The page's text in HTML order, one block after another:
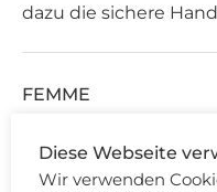
dazu die sichere
FEMME
Ist dir gut gelungen
Diese Webseite
Wir verwenden